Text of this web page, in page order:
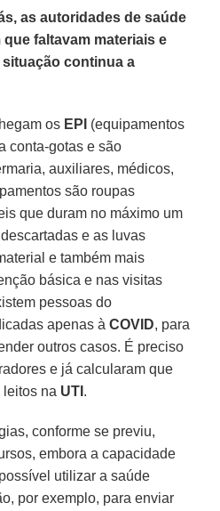
as autoridades de saúde
faltavam materiais e
continua a
os EPI (equipamentos
conta-gotas e são
auxiliares, médicos,
são roupas
que duram no máximo um
e as luvas
e também mais
básica e nas visitas
pessoas do
apenas àCOVID, para
outros casos. É preciso
e já calcularam que
na UTI .
conforme se previu,
embora a capacidade
utilizar a saúde
por exemplo, para enviar